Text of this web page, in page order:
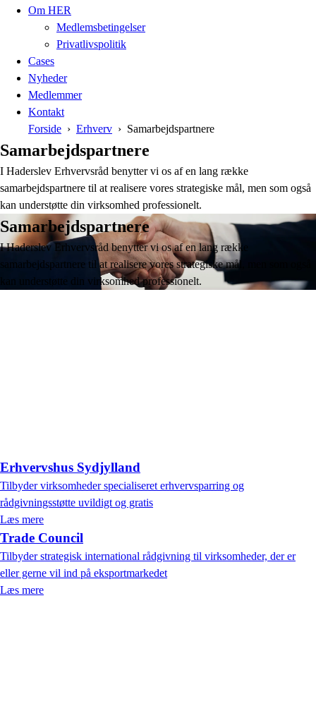
Om HER
Medlemsbetingelser
Privatlivspolitik
Cases
Nyheder
Medlemmer
Kontakt
Forside
Erhverv Samarbejdspartnere
Samarbejdspartnere
I Haderslev Erhvervsråd benytter vi os af en lang række
samarbejdspartnere til at realisere vores strategiske mål, men som også
kan understøtte din virksomhed professionelt.
Samarbejdspartnere
I Haderslev Erhvervsråd benytter vi os af en lang række
samarbejdspartnere til at realisere vores strategiske mål, men som også
kan understøtte din virksomhed professionelt.
Erhvervshus Sydjylland
Tilbyder virksomheder specialiseret erhvervsparring og
rådgivningsstøtte uvildigt og gratis
Læs mere
Trade Council
Tilbyder strategisk international rådgivning til virksomheder, der er
eller gerne vil ind på eksportmarkedet
Læs mere